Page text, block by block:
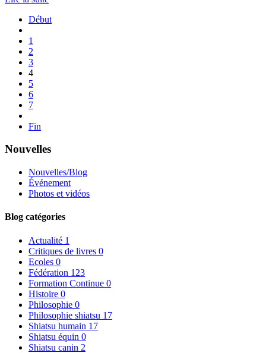
Début
1
2
3
4
5
6
7
Fin
Nouvelles
Nouvelles/Blog
Événement
Photos et vidéos
Blog catégories
Actualité 1
Critiques de livres 0
Ecoles 0
Fédération 123
Formation Continue 0
Histoire 0
Philosophie 0
Philosophie shiatsu 17
Shiatsu humain 17
Shiatsu équin 0
Shiatsu canin 2